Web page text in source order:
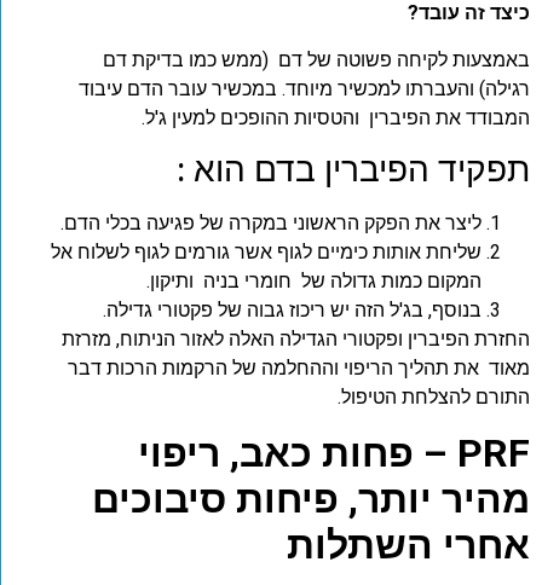
כיצד זה עובד?
באמצעות לקיחה פשוטה של דם (ממש כמו בדיקת דם
רגילה) והעברתו למכשיר מיוחד. במכשיר עובר הדם עיבוד
המבודד את הפיברין והטסיות ההופכים למעין ג'ל.
תפקיד הפיברין בדם הוא :
ליצר את הפקק הראשוני במקרה של פגיעה בכלי הדם.
שליחת אותות כימיים לגוף אשר גורמים לגוף לשלוח אל
המקום כמות גדולה של חומרי בניה ותיקון.
בנוסף, בג'ל הזה יש ריכוז גבוה של פקטורי גדילה.
החזרת הפיברין ופקטורי הגדילה האלה לאזור הניתוח, מזרזת
מאוד את תהליך הריפוי וההחלמה של הרקמות הרכות דבר
התורם להצלחת הטיפול.
PRF – פחות כאב, ריפוי
מהיר יותר, פיחות סיבוכים
אחרי השתלות